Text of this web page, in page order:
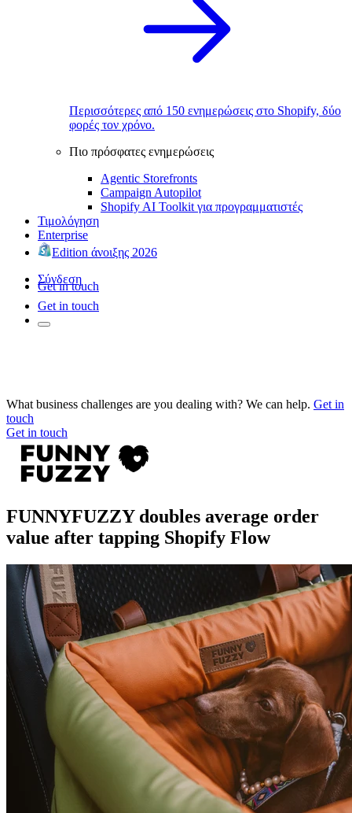
Περισσότερες από 150 ενημερώσεις στο Shopify, δύο
φορές τον χρόνο.
Πιο πρόσφατες ενημερώσεις
Agentic Storefronts
Campaign Autopilot
Shopify AI Toolkit για προγραμματιστές
Τιμολόγηση
Enterprise
Edition άνοιξης 2026
Σύνδεση
Get in touch
Get in touch
What business challenges are you dealing with? We can help. Get in
touch
Get in touch
FUNNYFUZZY doubles average order
value after tapping Shopify Flow